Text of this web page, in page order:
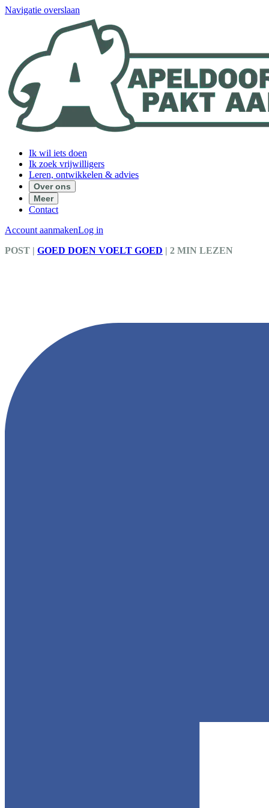
Navigatie overslaan
Ik wil iets doen
Ik zoek vrijwilligers
Leren, ontwikkelen & advies
Over ons
Meer
Contact
Account aanmakenLog in
POST | GOED DOEN VOELT GOED | 2 MIN LEZEN